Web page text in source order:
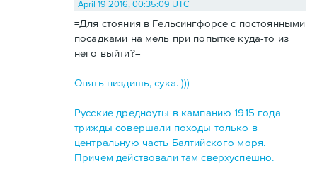
April 19 2016, 00:35:09 UTC
=Для стояния в Гельсингфорсе с постоянными
посадками на мель при попытке куда-то из
него выйти?=
Опять пиздишь, сука. )))
Русские дредноуты в кампанию 1915 года
трижды совершали походы только в
центральную часть Балтийского моря.
Причем действовали там сверхуспешно.